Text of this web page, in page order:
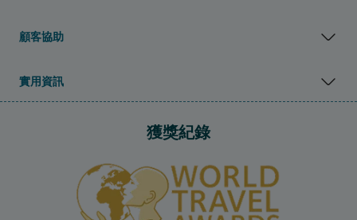
顧客協助
實用資訊
獲獎紀錄